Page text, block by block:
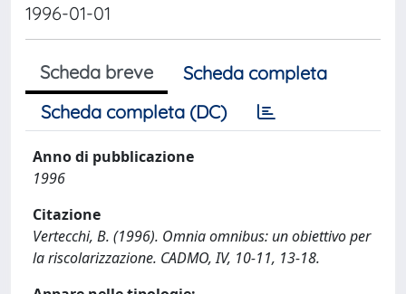
1996-01-01
Scheda breve
Scheda completa
Scheda completa (DC)
Anno di pubblicazione
1996
Citazione
Vertecchi, B. (1996). Omnia omnibus: un obiettivo per
la riscolarizzazione. CADMO, IV, 10-11, 13-18.